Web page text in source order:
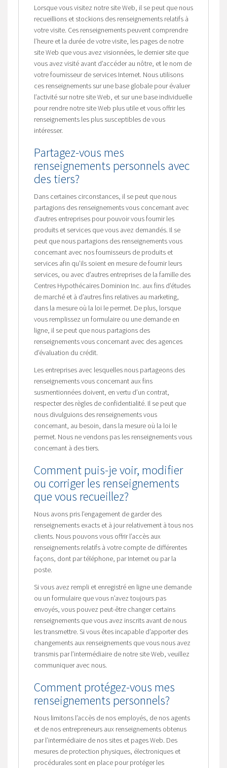
Lorsque vous visitez notre site Web, il se peut que nous
recueillions et stockions des renseignements relatifs à
votre visite. Ces renseignements peuvent comprendre
l’heure et la durée de votre visite, les pages de notre
site Web que vous avez visionnées, le dernier site que
vous avez visité avant d’accéder au nôtre, et le nom de
votre fournisseur de services Internet. Nous utilisons
ces renseignements sur une base globale pour évaluer
l’activité sur notre site Web, et sur une base individuelle
pour rendre notre site Web plus utile et vous offrir les
renseignements les plus susceptibles de vous
intéresser.
Partagez-vous mes
renseignements personnels avec
des tiers?
Dans certaines circonstances, il se peut que nous
partagions des renseignements vous concernant avec
d’autres entreprises pour pouvoir vous fournir les
produits et services que vous avez demandés. Il se
peut que nous partagions des renseignements vous
concernant avec nos fournisseurs de produits et
services afin qu’ils soient en mesure de fournir leurs
services, ou avec d’autres entreprises de la famille des
Centres Hypothécaires Dominion Inc. aux fins d’études
de marché et à d’autres fins relatives au marketing,
dans la mesure où la loi le permet. De plus, lorsque
vous remplissez un formulaire ou une demande en
ligne, il se peut que nous partagions des
renseignements vous concernant avec des agences
d’évaluation du crédit.
Les entreprises avec lesquelles nous partageons des
renseignements vous concernant aux fins
susmentionnées doivent, en vertu d’un contrat,
respecter des règles de confidentialité. Il se peut que
nous divulguions des renseignements vous
concernant, au besoin, dans la mesure où la loi le
permet. Nous ne vendons pas les renseignements vous
concernant à des tiers.
Comment puis-je voir, modifier
ou corriger les renseignements
que vous recueillez?
Nous avons pris l’engagement de garder des
renseignements exacts et à jour relativement à tous nos
clients. Nous pouvons vous offrir l’accès aux
renseignements relatifs à votre compte de différentes
façons, dont par téléphone, par Internet ou par la
poste.
Si vous avez rempli et enregistré en ligne une demande
ou un formulaire que vous n’avez toujours pas
envoyés, vous pouvez peut-être changer certains
renseignements que vous avez inscrits avant de nous
les transmettre. Si vous êtes incapable d’apporter des
changements aux renseignements que vous nous avez
transmis par l’intermédiaire de notre site Web, veuillez
communiquer avec nous.
Comment protégez-vous mes
renseignements personnels?
Nous limitons l’accès de nos employés, de nos agents
et de nos entrepreneurs aux renseignements obtenus
par l’intermédiaire de nos sites et pages Web. Des
mesures de protection physiques, électroniques et
procédurales sont en place pour protéger les